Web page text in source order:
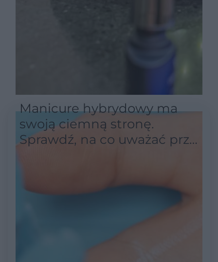
Manicure hybrydowy ma
swoją ciemną stronę.
Sprawdź, na co uważać przy